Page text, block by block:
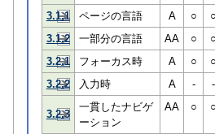
3.1.1 ページの言語 A ○ ○
3.1.2
一部分の言語 AA ○ ○
3.2.1
フォーカス時 A ○ ○
3.2.2
入力時 A - -
3.2.3
一貫したナビゲ
ーション
AA ○ ○